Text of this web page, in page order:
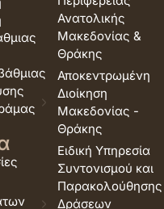
Ανατολικής
Μακεδονίας &
Θράκης
Αποκεντρωμένη
Διοίκηση
Μακεδονίας -
Θράκης
Ειδική Υπηρεσία
Συντονισμού και
Παρακολούθησης
Δράσεων